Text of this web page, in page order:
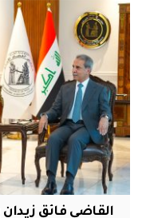
القاضي فائق